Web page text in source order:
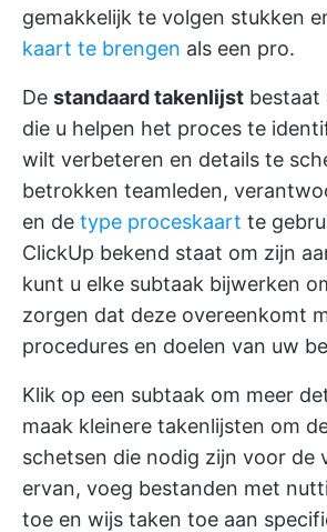
gemakkelijk te volgen stukken
kaart te brengen als een pro.
De standaard takenlijst bestaat
die u helpen het proces te
wilt verbeteren en details te
betrokken teamleden,
en de type proceskaart te
ClickUp bekend staat om zijn
kunt u elke subtaak bijwerken
zorgen dat deze overeenkomt
procedures en doelen van uw
Klik op een subtaak om meer
maak kleinere takenlijsten om
schetsen die nodig zijn voor de
ervan, voeg bestanden met
toe en wijs taken toe aan